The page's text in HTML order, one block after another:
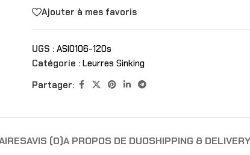
Ajouter à mes favoris
UGS : ASI0106-120s
Catégorie : Leurres Sinking
Partager:
AVIS (0)A PROPOS DE DUOSHIPPING & DELIVERY